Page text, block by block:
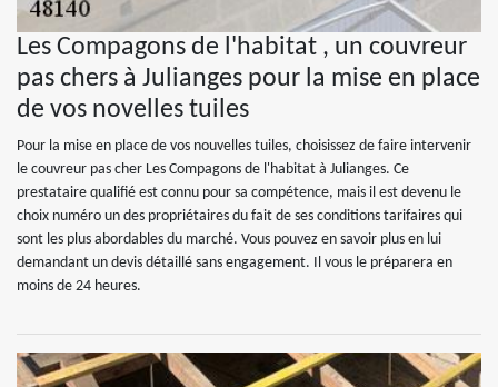
Les Compagons de l'habitat , un couvreur
pas chers à Julianges pour la mise en place
de vos novelles tuiles
Pour la mise en place de vos nouvelles tuiles, choisissez de faire intervenir
le couvreur pas cher Les Compagons de l'habitat à Julianges. Ce
prestataire qualifié est connu pour sa compétence, mais il est devenu le
choix numéro un des propriétaires du fait de ses conditions tarifaires qui
sont les plus abordables du marché. Vous pouvez en savoir plus en lui
demandant un devis détaillé sans engagement. Il vous le préparera en
moins de 24 heures.